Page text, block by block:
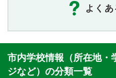
よく
市内学校情報（所在地・
ジなど）の分類一覧